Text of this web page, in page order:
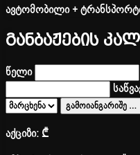
ავტომობილი +
განბაჟების
წელი
გამოიანგარიშე …
აქციზი:₾